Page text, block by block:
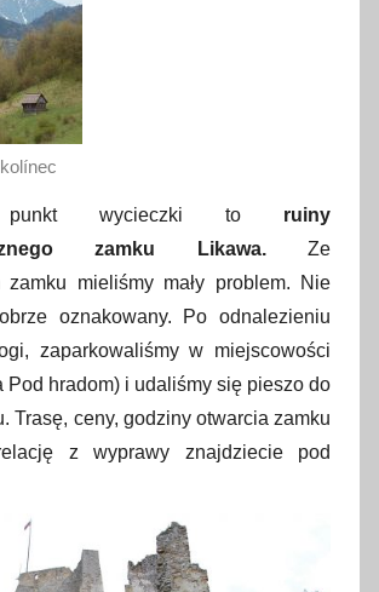
punkt wycieczki to ruiny
zamku Likawa.Ze
zamku mieliśmy mały problem. Nie
oznakowany. Po odnalezieniu
zaparkowaliśmy w miejscowości
Pod hradom) i udaliśmy się pieszo do
Trasę, ceny, godziny otwarcia zamku
z wyprawy znajdziecie pod